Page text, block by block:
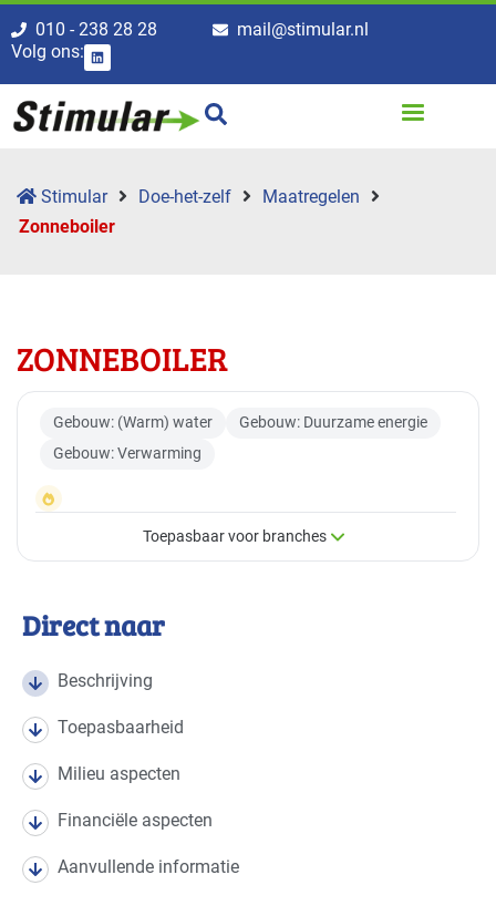
010 - 238 28 28
mail@stimular.nl
Volg ons:
Stimular Doe-het-zelf
Maatregelen
Zonneboiler
ZONNEBOILER
Gebouw: (Warm) water
Gebouw: Duurzame energie
Gebouw: Verwarming
Toepasbaar voor branches
Toepasbaar voor branches
branches
Brandweer
Cultuur - musea
Direct naar
Beschrijving
Toepasbaarheid
Milieu aspecten
Financiële aspecten
Aanvullende informatie